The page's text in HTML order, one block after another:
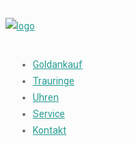
Goldankauf
Trauringe
Uhren
Service
Kontakt